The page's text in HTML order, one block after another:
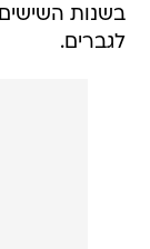
בשנות
לגברים.